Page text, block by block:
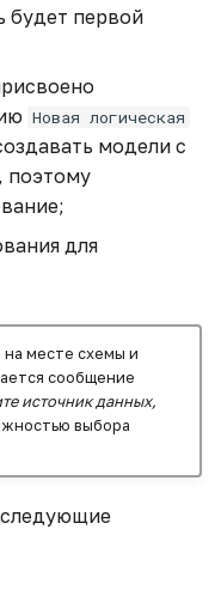
диаграмма
диаграмма
диаграмма
карта
карта
будет первой
Новая логическая
модели с
поэтому
для
на месте схемы и
сообщение
источник данных,
выбора